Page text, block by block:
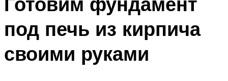
под печь из кирпича
своими руками